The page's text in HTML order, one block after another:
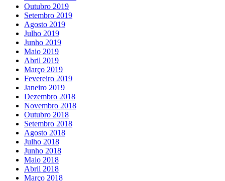
Outubro 2019
Setembro 2019
Agosto 2019
Julho 2019
Junho 2019
Maio 2019
Abril 2019
Março 2019
Fevereiro 2019
Janeiro 2019
Dezembro 2018
Novembro 2018
Outubro 2018
Setembro 2018
Agosto 2018
Julho 2018
Junho 2018
Maio 2018
Abril 2018
Março 2018